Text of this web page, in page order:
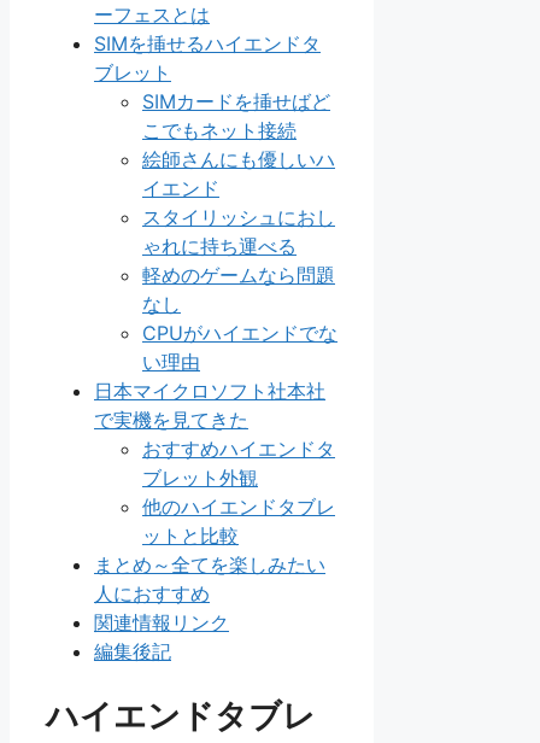
ーフェスとは
SIMを挿せるハイエンドタ
ブレット
SIMカードを挿せばど
こでもネット接続
絵師さんにも優しいハ
イエンド
スタイリッシュにおし
ゃれに持ち運べる
軽めのゲームなら問題
なし
CPUがハイエンドでな
い理由
日本マイクロソフト社本社
で実機を見てきた
おすすめハイエンドタ
ブレット外観
他のハイエンドタブレ
ットと比較
まとめ～全てを楽しみたい
人におすすめ
関連情報リンク
編集後記
ハイエンドタブレ